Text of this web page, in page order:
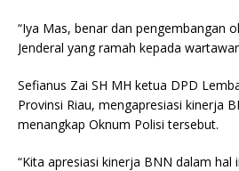
“Iya Mas, benar dan pengembangan
Jenderal yang ramah kepada
Sefianus Zai SH MH ketua DPD
Provinsi Riau, mengapresiasi kinerja
menangkap Oknum Polisi tersebut.
“Kita apresiasi kinerja BNN dalam hal